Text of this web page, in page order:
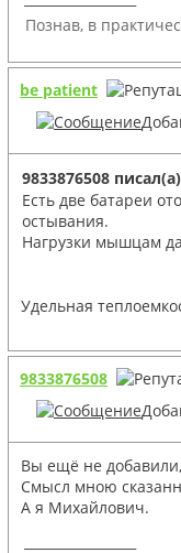
Познав, в
be patient
9833876508
Есть две батареи
остывания.
Нагрузки мышцам
Удельная
9833876508
Вы ещё не
Смысл мною
А я Михайлович.